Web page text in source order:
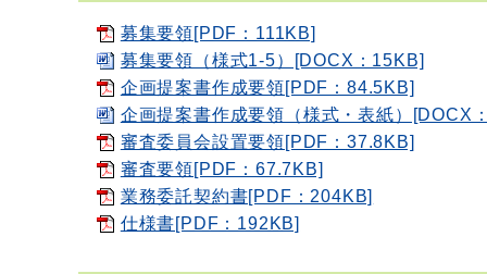
募集要領[PDF：111KB]
募集要領（様式1-5）[DOCX：15KB]
企画提案書作成要領[PDF：84.5KB]
企画提案書作成要領（様式・表紙）[DOCX
審査委員会設置要領[PDF：37.8KB]
審査要領[PDF：67.7KB]
業務委託契約書[PDF：204KB]
仕様書[PDF：192KB]